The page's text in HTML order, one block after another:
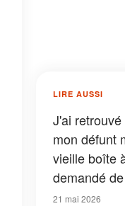
LIRE AUSSI
J'ai
mon défunt
vieille boîte
demandé
La dernière
21 mai 2026